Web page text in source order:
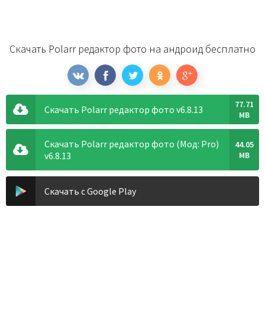
Скачать Polarr редактор фото на андроид бесплатно
Скачать Polarr редактор фото v6.8.13
77.71
MB
Скачать Polarr редактор фото (Мод: Pro)
v6.8.13
44.05
MB
Скачать с Google Play